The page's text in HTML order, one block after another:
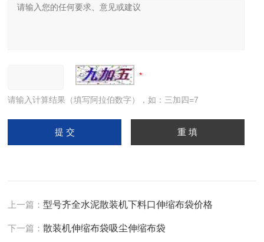
请输入计算结果（填写阿拉伯数字），如：三加四=7
上一篇：型号齐全水泥散装机下料口伸缩布袋价格
下一篇：散装机伸缩布袋吸尘伸缩布袋